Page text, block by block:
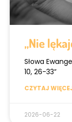
„Nie
Słowa
10, 26-33”
CZYTAJ
2026-06-22